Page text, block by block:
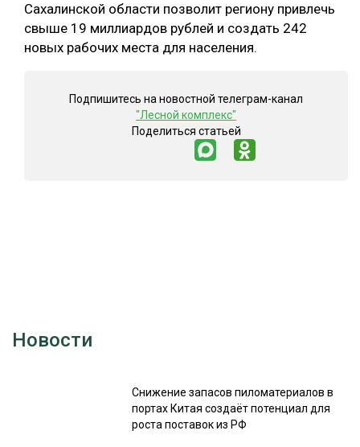
Сахалинской области позволит региону привлечь
свыше 19 миллиардов рублей и создать 242
новых рабочих места для населения.
Подпишитесь на новостной телеграм-канал
"Лесной комплекс"
Поделиться статьей
Новости
Снижение запасов пиломатериалов в
портах Китая создаёт потенциал для
роста поставок из РФ